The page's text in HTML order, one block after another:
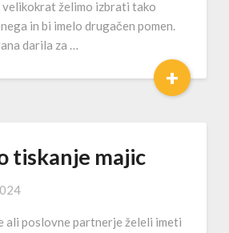
želimo izbrati tako
in bi imelo drugačen pomen.
darila za …
+
tiskanje majic
ali poslovne partnerje želeli imeti